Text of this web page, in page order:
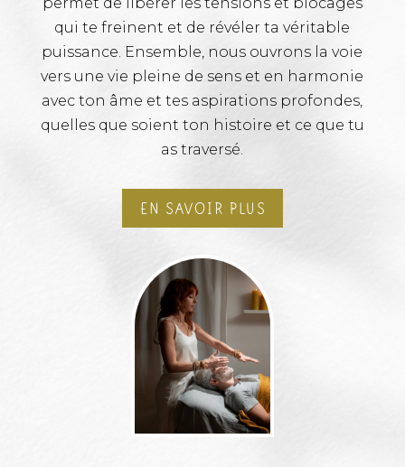
qui te freinent et de révéler ta véritable
puissance. Ensemble, nous ouvrons la voie
vers une vie pleine de sens et en harmonie
avec ton âme et tes aspirations profondes,
quelles que soient ton histoire et ce que tu
as traversé.
EN SAVOIR PLUS